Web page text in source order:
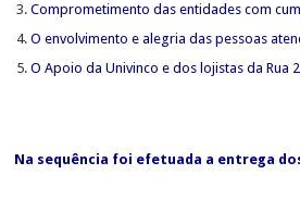
Comprometimento das entidades com
O envolvimento e alegria das pessoas
O Apoio da Univinco e dos lojistas da Rua
Na sequência foi efetuada a entrega